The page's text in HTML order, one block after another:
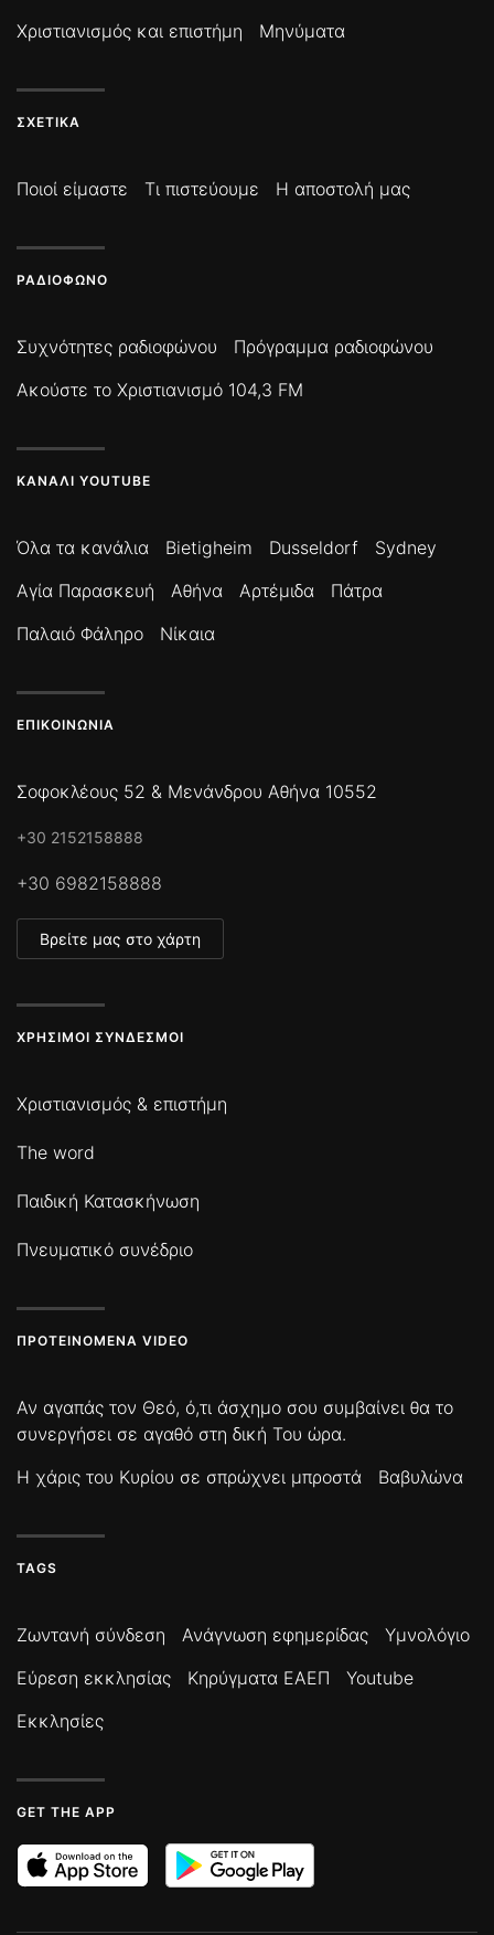
Χριστιανισμός και επιστήμη
Μηνύματα
ΣΧΕΤΙΚΆ
Ποιοί είμαστε Τι πιστεύουμε Η αποστολή μας
ΡΑΔΙΌΦΩΝΟ
Συχνότητες ραδιοφώνου
Πρόγραμμα ραδιοφώνου
Ακούστε το Χριστιανισμό 104,3 FM
ΚΑΝΆΛΙ YOUTUBE
Όλα τα κανάλια Bietigheim Dusseldorf
Sydney
Αγία Παρασκευή
Αθήνα Αρτέμιδα
Πάτρα
Παλαιό Φάληρο
Νίκαια
ΕΠΙΚΟΙΝΩΝΊΑ
Σοφοκλέους 52 & Μενάνδρου Αθήνα 10552
+30 2152158888
+30 6982158888
Βρείτε μας στο χάρτη
ΧΡΉΣΙΜΟΙ ΣΎΝΔΕΣΜΟΙ
Χριστιανισμός & επιστήμη
The word
Παιδική Κατασκήνωση
Πνευματικό συνέδριο
ΠΡΟΤΕΙΝΌΜΕΝΑ VIDEO
Αν αγαπάς τον Θεό, ό,τι άσχημο σου συμβαίνει θα το
συνεργήσει σε αγαθό στη δική Του ώρα.
Η χάρις του Κυρίου σε σπρώχνει μπροστά
Βαβυλώνα
TAGS
Ζωντανή σύνδεση Ανάγνωση εφημερίδας
Υμνολόγιο
Εύρεση εκκλησίας
Κηρύγματα ΕΑΕΠ
Youtube
Εκκλησίες
GET THE APP